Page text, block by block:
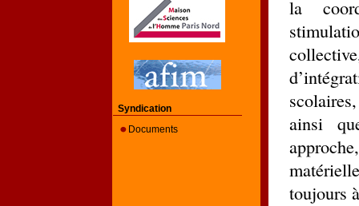
la
ainsi
toujours
Syndication
Documents